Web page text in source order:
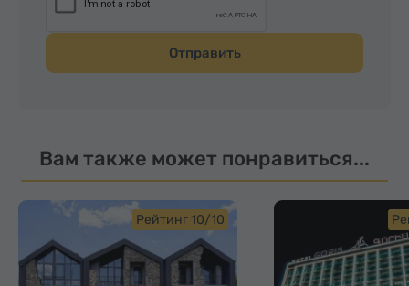
Отправить
Вам также может понравиться...
Рейтинг 10/10